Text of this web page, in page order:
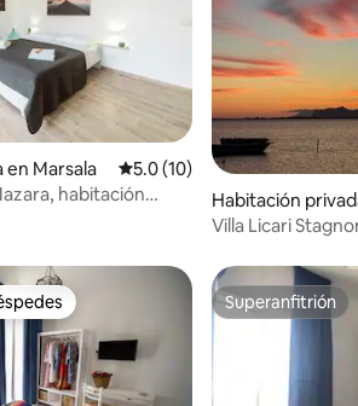
9 reseñas
en Marsala Calificación promedio: 5.0
5.0 (10)
habitación
Habitación
Villa Licari
Superanfitrión
Superanfitrión